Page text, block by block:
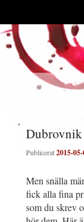
Dubrovnik
Publicerat2015-05-
Men snälla
fick alla fina
som du skrev